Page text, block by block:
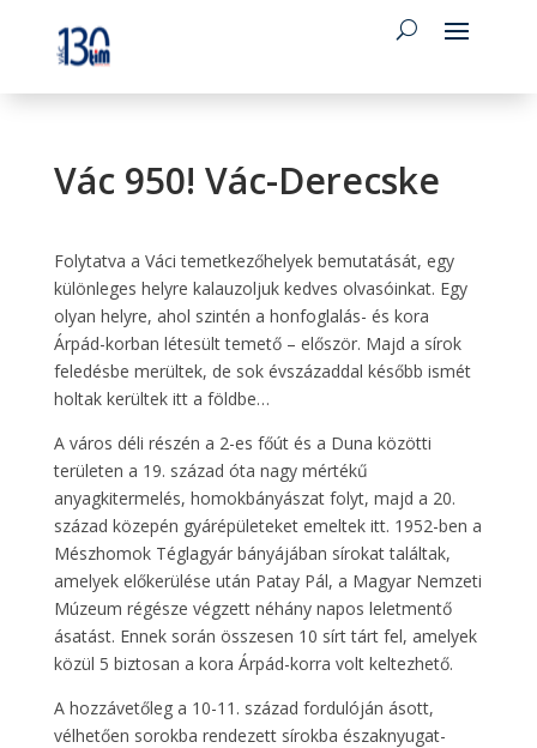
Vác 950! Vác-Derecske
Folytatva a Váci temetkezőhelyek bemutatását, egy
különleges helyre kalauzoljuk kedves olvasóinkat. Egy
olyan helyre, ahol szintén a honfoglalás- és kora
Árpád-korban létesült temető – először. Majd a sírok
feledésbe merültek, de sok évszázaddal később ismét
holtak kerültek itt a földbe…
A város déli részén a 2-es főút és a Duna közötti
területen a 19. század óta nagy mértékű
anyagkitermelés, homokbányászat folyt, majd a 20.
század közepén gyárépületeket emeltek itt. 1952-ben a
Mészhomok Téglagyár bányájában sírokat találtak,
amelyek előkerülése után Patay Pál, a Magyar Nemzeti
Múzeum régésze végzett néhány napos leletmentő
ásatást. Ennek során összesen 10 sírt tárt fel, amelyek
közül 5 biztosan a kora Árpád-korra volt keltezhető.
A hozzávetőleg a 10-11. század fordulóján ásott,
vélhetően sorokba rendezett sírokba északnyugat-